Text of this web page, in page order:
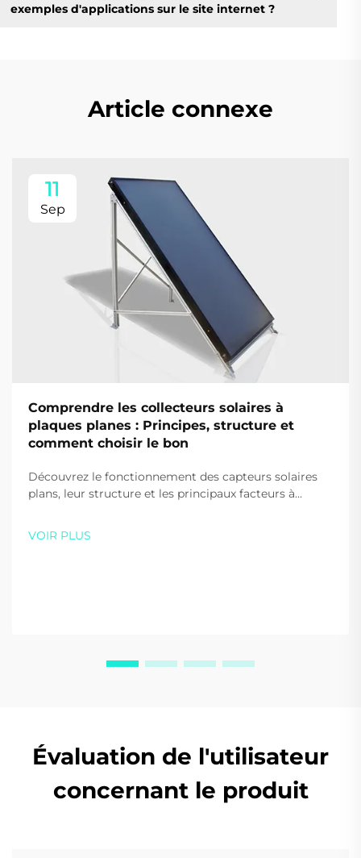
exemples d'applications sur le site internet ?
Article connexe
11
Sep
Comprendre les collecteurs solaires à
plaques planes : Principes, structure et
comment choisir le bon
Découvrez le fonctionnement des capteurs solaires
plans, leur structure et les principaux facteurs à
les économies — téléchargez gratuitement notre
VOIR PLUS
Évaluation de l'utilisateur
concernant le produit